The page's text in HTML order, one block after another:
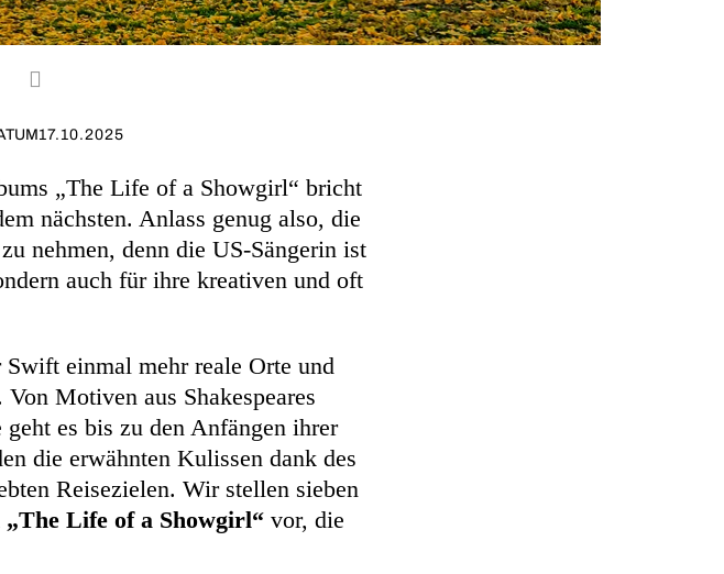
17.10.2025
„The Life of a Showgirl“ bricht
nächsten. Anlass genug also, die
nehmen, denn die US-Sängerin ist
auch für ihre kreativen und oft
einmal mehr reale Orte und
Motiven aus Shakespeares
geht es bis zu den Anfängen ihrer
die erwähnten Kulissen dank des
Reisezielen. Wir stellen sieben
Life of a Showgirl“ vor, die